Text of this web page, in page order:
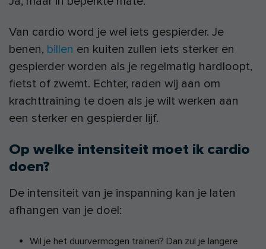
Van cardio word je wel iets gespierder. Je
benen, billen en kuiten zullen iets sterker en
gespierder worden als je regelmatig hardloopt,
fietst of zwemt. Echter, raden wij aan om
krachttraining te doen als je wilt werken aan
een sterker en gespierder lijf.
Op welke intensiteit moet ik cardio
doen?
De intensiteit van je inspanning kan je laten
afhangen van je doel:
Wil je het duurvermogen trainen? Dan zul je langere